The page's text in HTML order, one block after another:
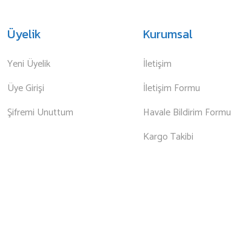
Üyelik
Yeni Üyelik
Üye Girişi
Şifremi Unuttum
Kurumsal
İletişim
İletişim Formu
Havale Bildirim Formu
Kargo Takibi